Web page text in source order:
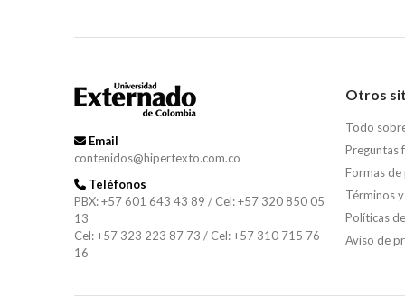
Email
contenidos@hipertexto.com.co
Teléfonos
PBX: +57 601 643 43 89 / Cel: +57 320 850 05
13
Cel: +57 323 223 87 73 / Cel: +57 310 715 76
16
Otros
Todo
Preguntas
Formas de
Términos
Políticas
Aviso de